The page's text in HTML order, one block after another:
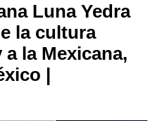
Luna Yedra
la cultura
la Mexicana,
|